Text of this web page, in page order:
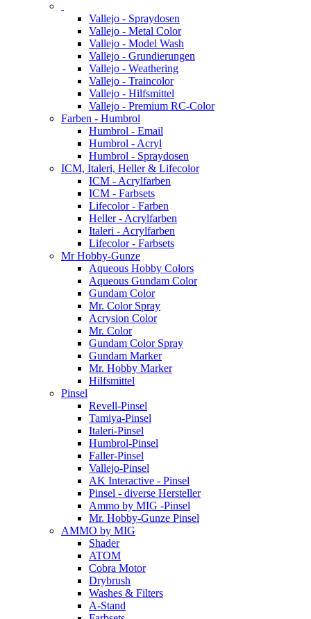
Vallejo - Spraydosen
Vallejo - Metal Color
Vallejo - Model Wash
Vallejo - Grundierungen
Vallejo - Weathering
Vallejo - Traincolor
Vallejo - Hilfsmittel
Vallejo - Premium RC-Color
Farben - Humbrol
Humbrol - Email
Humbrol - Acryl
Humbrol - Spraydosen
ICM, Italeri, Heller & Lifecolor
ICM - Acrylfarben
ICM - Farbsets
Lifecolor - Farben
Heller - Acrylfarben
Italeri - Acrylfarben
Lifecolor - Farbsets
Mr Hobby-Gunze
Aqueous Hobby Colors
Aqueous Gundam Color
Gundam Color
Mr. Color Spray
Acrysion Color
Mr. Color
Gundam Color Spray
Gundam Marker
Mr. Hobby Marker
Hilfsmittel
Pinsel
Revell-Pinsel
Tamiya-Pinsel
Italeri-Pinsel
Humbrol-Pinsel
Faller-Pinsel
Vallejo-Pinsel
AK Interactive - Pinsel
Pinsel - diverse Hersteller
Ammo by MIG -Pinsel
Mr. Hobby-Gunze Pinsel
AMMO by MIG
Shader
ATOM
Cobra Motor
Drybrush
Washes & Filters
A-Stand